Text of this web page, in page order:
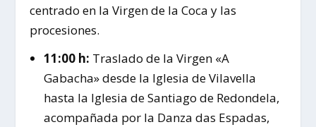
centrado en la Virgen de la Coca y las
procesiones.
11:00 h: Traslado de la Virgen «A
Gabacha» desde la Iglesia de Vilavella
hasta la Iglesia de Santiago de Redondela,
acompañada por la Danza das Espadas,